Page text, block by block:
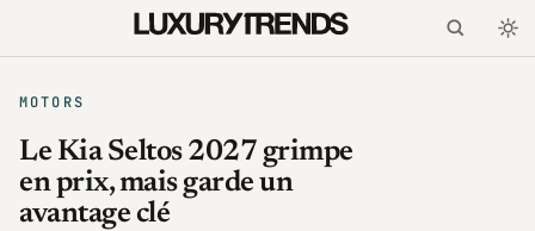
MOTORS
Le Kia Seltos 2027 grimpe
en prix, mais garde un
avantage clé